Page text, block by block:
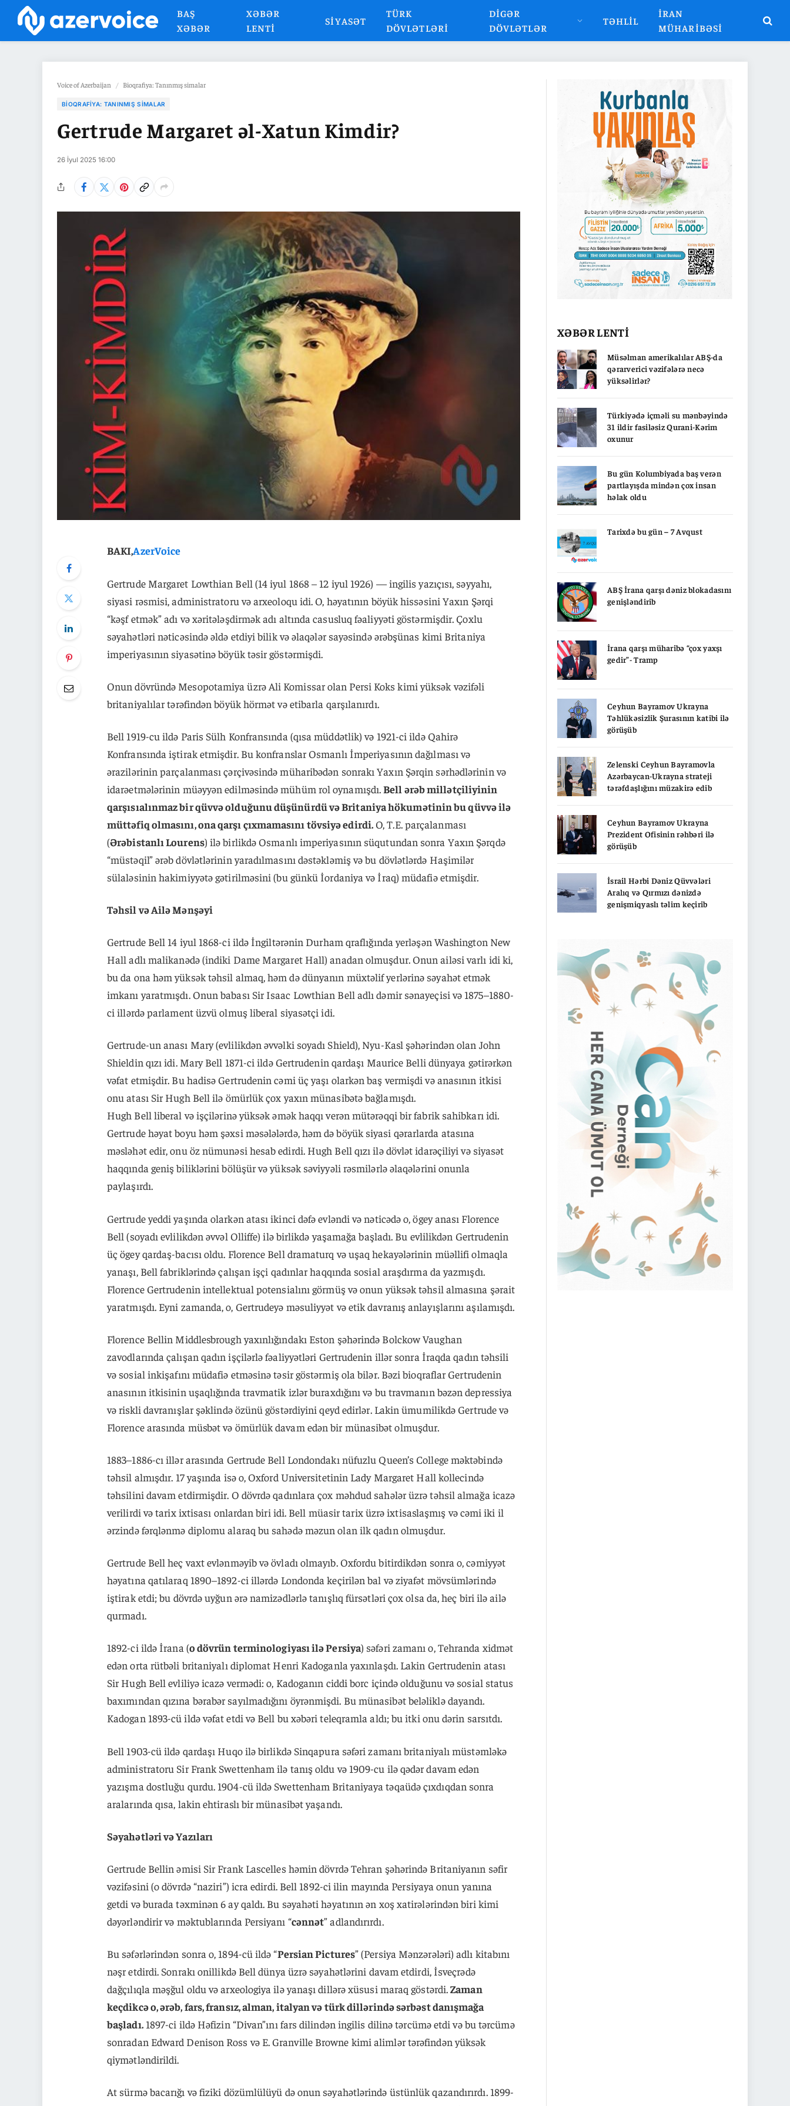
BAŞ
XƏBƏR
XƏBƏR
LENTI
SIYASƏT
TÜRK
DÖVLƏTLƏRI
DIGƏR
DÖVLƏTLƏR
TƏHLIL
İRAN
MÜHARIBƏSI
Voice of Azerbaijan / Bioqrafiya: Tanınmış simalar
BIOQRAFIYA: TANINMIŞ SIMALAR
Gertrude Margaret əl-Xatun Kimdir?
26 İyul 2025 16:00
BAKI,AzerVoice
Gertrude Margaret Lowthian Bell (14 iyul 1868 – 12 iyul 1926) — ingilis yazıçısı, səyyahı,
siyasi rəsmisi, administratoru və arxeoloqu idi. O, həyatının böyük hissəsini Yaxın Şərqi
“kəşf etmək” adı və xəritələşdirmək adı altında casusluq fəaliyyəti göstərmişdir. Çoxlu
səyahətləri nəticəsində əldə etdiyi bilik və əlaqələr sayəsində ərəbşünas kimi Britaniya
imperiyasının siyasətinə böyük təsir göstərmişdi.
Onun dövründə Mesopotamiya üzrə Ali Komissar olan Persi Koks kimi yüksək vəzifəli
britaniyalılar tərəfindən böyük hörmət və etibarla qarşılanırdı.
Bell 1919-cu ildə Paris Sülh Konfransında (qısa müddətlik) və 1921-ci ildə Qahirə
Konfransında iştirak etmişdir. Bu konfranslar Osmanlı İmperiyasının dağılması və
ərazilərinin parçalanması çərçivəsində müharibədən sonrakı Yaxın Şərqin sərhədlərinin və
idarəetmələrinin müəyyən edilməsində mühüm rol oynamışdı.Bell ərəb millətçiliyinin
qarşısıalınmaz bir qüvvə olduğunu düşünürdü və Britaniya hökumətinin bu qüvvə ilə
müttəfiq olmasını, ona qarşı çıxmamasını tövsiyə edirdi.O, T.E. parçalanması
(Ərəbistanlı Lourens) ilə birlikdə Osmanlı imperiyasının süqutundan sonra Yaxın Şərqdə
“müstəqil” ərəb dövlətlərinin yaradılmasını dəstəkləmiş və bu dövlətlərdə Haşimilər
sülaləsinin hakimiyyətə gətirilməsini (bu günkü İordaniya və İraq) müdafiə etmişdir.
Təhsil və Ailə Mənşəyi
Gertrude Bell 14 iyul 1868-ci ildə İngiltərənin Durham qraflığında yerləşən Washington New
Hall adlı malikanədə (indiki Dame Margaret Hall) anadan olmuşdur. Onun ailəsi varlı idi ki,
bu da ona həm yüksək təhsil almaq, həm də dünyanın müxtəlif yerlərinə səyahət etmək
imkanı yaratmışdı. Onun babası Sir Isaac Lowthian Bell adlı dəmir sənayeçisi və 1875–1880-
ci illərdə parlament üzvü olmuş liberal siyasətçi idi.
Gertrude-un anası Mary (evlilikdən əvvəlki soyadı Shield), Nyu-Kasl şəhərindən olan John
Shieldin qızı idi. Mary Bell 1871-ci ildə Gertrudenin qardaşı Maurice Belli dünyaya gətirərkən
vəfat etmişdir. Bu hadisə Gertrudenin cəmi üç yaşı olarkən baş vermişdi və anasının itkisi
onu atası Sir Hugh Bell ilə ömürlük çox yaxın münasibətə bağlamışdı.
Hugh Bell liberal və işçilərinə yüksək əmək haqqı verən mütərəqqi bir fabrik sahibkarı idi.
Gertrude həyat boyu həm şəxsi məsələlərdə, həm də böyük siyasi qərarlarda atasına
məsləhət edir, onu öz nümunəsi hesab edirdi. Hugh Bell qızı ilə dövlət idarəçiliyi və siyasət
haqqında geniş biliklərini bölüşür və yüksək səviyyəli rəsmilərlə əlaqələrini onunla
paylaşırdı.
Gertrude yeddi yaşında olarkən atası ikinci dəfə evləndi və nəticədə o, ögey anası Florence
Bell (soyadı evlilikdən əvvəl Olliffe) ilə birlikdə yaşamağa başladı. Bu evlilikdən Gertrudenin
üç ögey qardaş-bacısı oldu. Florence Bell dramaturq və uşaq hekayələrinin müəllifi olmaqla
yanaşı, Bell fabriklərində çalışan işçi qadınlar haqqında sosial araşdırma da yazmışdı.
Florence Gertrudenin intellektual potensialını görmüş və onun yüksək təhsil almasına şərait
yaratmışdı. Eyni zamanda, o, Gertrudeyə məsuliyyət və etik davranış anlayışlarını aşılamışdı.
Florence Bellin Middlesbrough yaxınlığındakı Eston şəhərində Bolckow Vaughan
zavodlarında çalışan qadın işçilərlə fəaliyyətləri Gertrudenin illər sonra İraqda qadın təhsili
və sosial inkişafını müdafiə etməsinə təsir göstərmiş ola bilər. Bəzi bioqraflar Gertrudenin
anasının itkisinin uşaqlığında travmatik izlər buraxdığını və bu travmanın bəzən depressiya
və riskli davranışlar şəklində özünü göstərdiyini qeyd edirlər. Lakin ümumilikdə Gertrude və
Florence arasında müsbət və ömürlük davam edən bir münasibət olmuşdur.
1883–1886-cı illər arasında Gertrude Bell Londondakı nüfuzlu Queen’s College məktəbində
təhsil almışdır. 17 yaşında isə o, Oxford Universitetinin Lady Margaret Hall kollecində
təhsilini davam etdirmişdir. O dövrdə qadınlara çox məhdud sahələr üzrə təhsil almağa icazə
verilirdi və tarix ixtisası onlardan biri idi. Bell müasir tarix üzrə ixtisaslaşmış və cəmi iki il
ərzində fərqlənmə diplomu alaraq bu sahədə məzun olan ilk qadın olmuşdur.
Gertrude Bell heç vaxt evlənməyib və övladı olmayıb. Oxfordu bitirdikdən sonra o, cəmiyyət
həyatına qatılaraq 1890–1892-ci illərdə Londonda keçirilən bal və ziyafət mövsümlərində
iştirak etdi; bu dövrdə uyğun ərə namizədlərlə tanışlıq fürsətləri çox olsa da, heç biri ilə ailə
qurmadı.
1892-ci ildə İrana (o dövrün terminologiyası ilə Persiya) səfəri zamanı o, Tehranda xidmət
edən orta rütbəli britaniyalı diplomat Henri Kadoganla yaxınlaşdı. Lakin Gertrudenin atası
Sir Hugh Bell evliliyə icazə vermədi: o, Kadoganın ciddi borc içində olduğunu və sosial status
baxımından qızına bərabər sayılmadığını öyrənmişdi. Bu münasibət beləliklə dayandı.
Kadogan 1893-cü ildə vəfat etdi və Bell bu xəbəri teleqramla aldı; bu itki onu dərin sarsıtdı.
Bell 1903-cü ildə qardaşı Huqo ilə birlikdə Sinqapura səfəri zamanı britaniyalı müstəmləkə
administratoru Sir Frank Swettenham ilə tanış oldu və 1909-cu ilə qədər davam edən
yazışma dostluğu qurdu. 1904-cü ildə Swettenham Britaniyaya təqaüdə çıxdıqdan sonra
aralarında qısa, lakin ehtiraslı bir münasibət yaşandı.
Səyahətləri və Yazıları
Gertrude Bellin əmisi Sir Frank Lascelles həmin dövrdə Tehran şəhərində Britaniyanın səfir
vəzifəsini (o dövrdə “naziri”) icra edirdi. Bell 1892-ci ilin mayında Persiyaya onun yanına
getdi və burada təxminən 6 ay qaldı. Bu səyahəti həyatının ən xoş xatirələrindən biri kimi
dəyərləndirir və məktublarında Persiyanı “cənnət” adlandırırdı.
Bu səfərlərindən sonra o, 1894-cü ildə “Persian Pictures” (Persiya Mənzərələri) adlı kitabını
nəşr etdirdi. Sonrakı onillikdə Bell dünya üzrə səyahətlərini davam etdirdi, İsveçrədə
dağçılıqla məşğul oldu və arxeologiya ilə yanaşı dillərə xüsusi maraq göstərdi.Zaman
keçdikcə o, ərəb, fars, fransız, alman, italyan və türk dillərində sərbəst danışmağa
başladı.1897-ci ildə Həfizin “Divan”ını fars dilindən ingilis dilinə tərcümə etdi və bu tərcümə
sonradan Edward Denison Ross və E. Granville Browne kimi alimlər tərəfindən yüksək
qiymətləndirildi.
At sürmə bacarığı və fiziki dözümlülüyü də onun səyahətlərində üstünlük qazandırırdı. 1899-
XƏBƏR LENTİ
Müsəlman amerikalılar ABŞ-da
qərarverici vəzifələrə necə
yüksəlirlər?
Türkiyədə içməli su mənbəyində
31 ildir fasiləsiz Qurani-Kərim
oxunur
Bu gün Kolumbiyada baş verən
partlayışda mindən çox insan
həlak oldu
Tarixdə bu gün – 7 Avqust
ABŞ İrana qarşı dəniz blokadasını
genişləndirib
İrana qarşı müharibə “çox yaxşı
gedir”- Tramp
Ceyhun Bayramov Ukrayna
Təhlükəsizlik Şurasının katibi ilə
görüşüb
Zelenski Ceyhun Bayramovla
Azərbaycan-Ukrayna strateji
tərəfdaşlığını müzakirə edib
Ceyhun Bayramov Ukrayna
Prezident Ofisinin rəhbəri ilə
görüşüb
İsrail Hərbi Dəniz Qüvvələri
Aralıq və Qırmızı dənizdə
genişmiqyaslı təlim keçirib